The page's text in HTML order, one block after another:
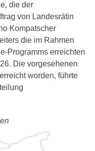
die der
von Landesrätin
Kompatscher
die im Rahmen
Programms erreichten
Die vorgesehenen
worden, führte